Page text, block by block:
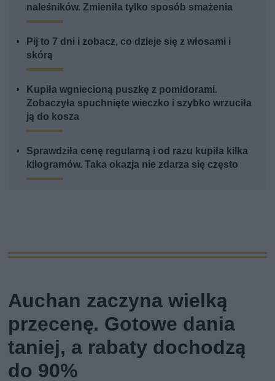
naleśników. Zmieniła tylko sposób smażenia
Pij to 7 dni i zobacz, co dzieje się z włosami i
skórą
Kupiła wgniecioną puszkę z pomidorami.
Zobaczyła spuchnięte wieczko i szybko wrzuciła
ją do kosza
Sprawdziła cenę regularną i od razu kupiła kilka
kilogramów. Taka okazja nie zdarza się często
Auchan zaczyna wielką
przecenę. Gotowe dania
taniej, a rabaty dochodzą
do 90%